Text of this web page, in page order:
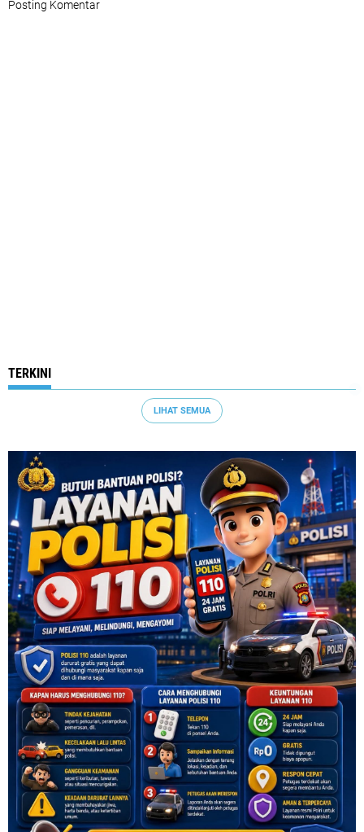
Posting Komentar
TERKINI
LIHAT SEMUA